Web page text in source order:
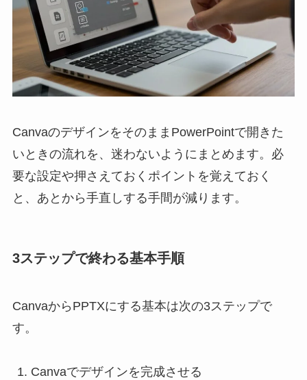
CanvaのデザインをそのままPowerPointで開きた
いときの流れを、迷わないようにまとめます。必
要な設定や押さえておくポイントを覚えておく
と、あとから手直しする手間が減ります。
3ステップで終わる基本手順
CanvaからPPTXにする基本は次の3ステップで
す。
Canvaでデザインを完成させる